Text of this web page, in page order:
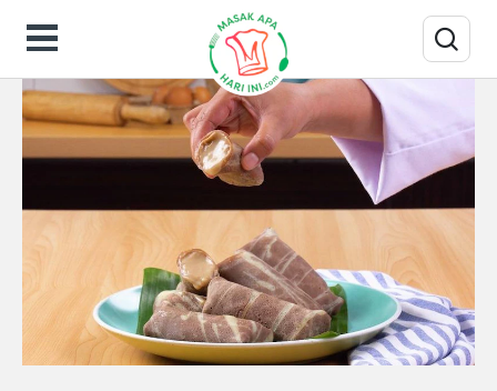
Resep Masakan